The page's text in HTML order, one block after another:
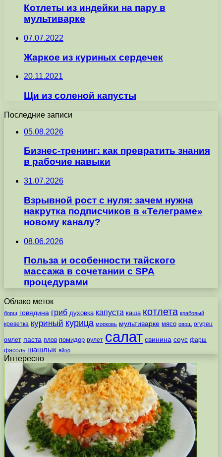
Котлеты из индейки на пару в
мультиварке
07.07.2022
Жаркое из куриных сердечек
20.11.2021
Щи из соленой капусты
Последние записи
05.08.2026
Бизнес-тренинг: как превратить знания
в рабочие навыки
31.07.2026
Взрывной рост с нуля: зачем нужна
накрутка подписчиков в «Телеграме»
новому каналу?
08.06.2026
Польза и особенности тайского
массажа в сочетании с SPA
процедурами
Облако меток
борщ говядина гриб духовка капуста каша котлета крабовый
креветка куриный курица морковь мультиварке мясо овощ огурец
омлет паста плов помидор рулет салат свинина соус фарш
фасоль шашлык яйцо
Интересно